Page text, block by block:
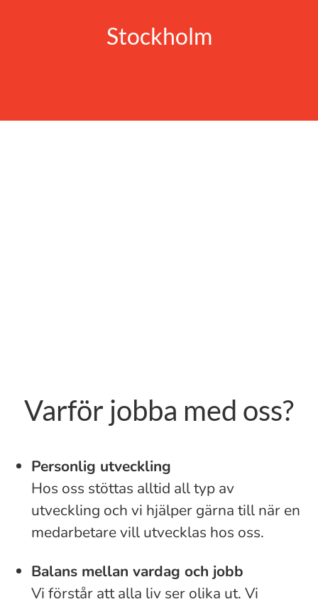
Stockholm
Varför jobba med oss?
Personlig utveckling
Hos oss stöttas alltid all typ av
utveckling och vi hjälper gärna till när en
medarbetare vill utvecklas hos oss.
Balans mellan vardag och jobb
Vi förstår att alla liv ser olika ut. Vi